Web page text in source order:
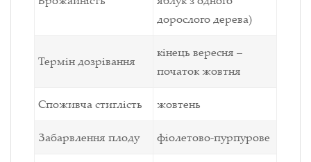
дорослого дерева)
Термін дозрівання
кінець вересня –
початок жовтня
Споживча стиглість жовтень
Забарвлення плоду фіолетово-пурпурове